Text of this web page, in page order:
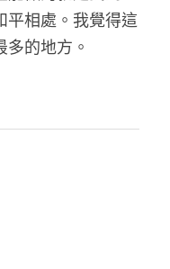
平相處。我覺得這
的地方。